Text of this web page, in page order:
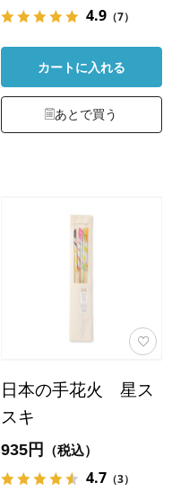
4.9（7）
カートに入れる
あとで買う
日本の手花火 星ス
スキ
935円 （税込）
4.7（3）